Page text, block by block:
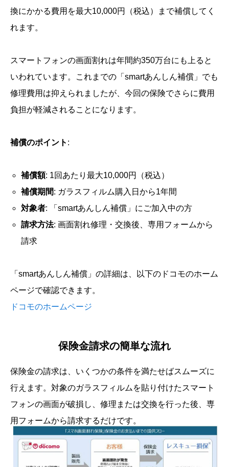
換にかかる費用を最大10,000円（税込）まで補償してく
れます。
スマートフォンの画面割れは年間約350万台にも上ると
いわれています。これまでの「smartあんしん補償」でも
修理費用は抑えられましたが、今回の保険でさらに費用
負担が軽減されることになります。
補償のポイント :
補償額: 1回あたり最大10,000円（税込）
補償期間: ガラスフィルム購入日から1年間
対象者: 「smartあんしん補償」にご加入中の方
請求方法: 画面割れ修理・交換後、専用フォームから
請求
「smartあんしん補償」の詳細は、以下のドコモのホーム
ページで確認できます。
ドコモのホームページ
保険金請求の簡単な流れ
保険金の請求は、いくつかの条件を満たせばスムーズに
行えます。対象のガラスフィルムを貼り付けたスマート
フォンの画面が破損し、修理または交換を行った後、専
用フォームから請求するだけです。